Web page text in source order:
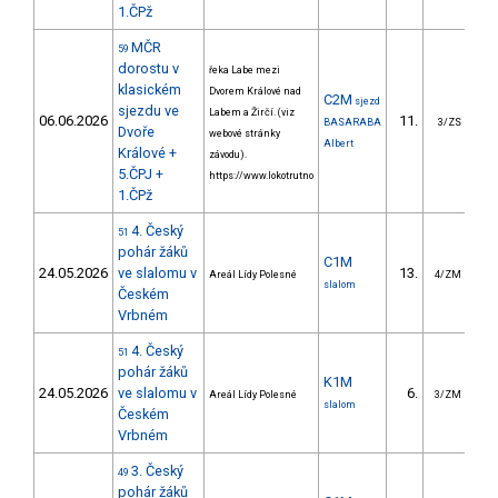
1.ČPž
06.06.2026
59 MČR
dorostu v
klasickém
sjezdu ve
Dvoře
Králové +
5.ČPJ +
1.ČPž
řeka Labe mezi
Dvorem Králové nad
Labem a Žirčí. (viz
webové stránky
závodu).
https://www.lokotrutno
C2M sjezd
BASARABA
Albert
11. 3/ZS
24.05.2026
51 4. Český
pohár žáků
ve slalomu v
Českém
Vrbném
Areál Lídy Polesné
C1M
slalom
13. 4/ZM
24.05.2026
51 4. Český
pohár žáků
ve slalomu v
Českém
Vrbném
Areál Lídy Polesné
K1M
slalom
6. 3/ZM
49 3. Český
pohár žáků